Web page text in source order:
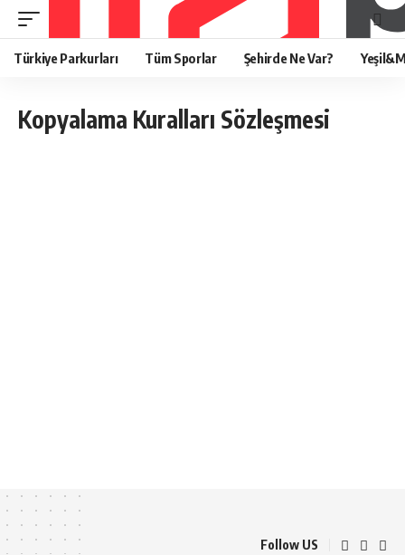
Türkiye Parkurları Tüm Sporlar Şehirde Ne Var?
Kopyalama Kuralları Sözleşmesi
Follow US